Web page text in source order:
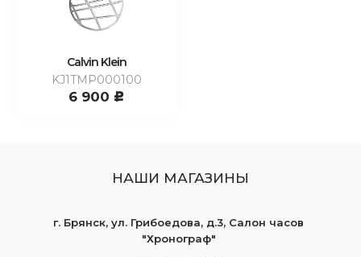
Calvin Klein
KJ1TMP000100
6 900 c
НАШИ МАГАЗИНЫ
г. Брянск, ул. Грибоедова, д.3, Салон часов
"Хронограф"